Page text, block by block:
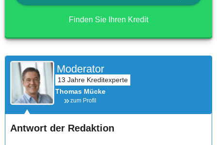
Finden Sie Ihren Kredit
Moderator
Thomas Mücke
zum Profil
Antwort der Redaktion